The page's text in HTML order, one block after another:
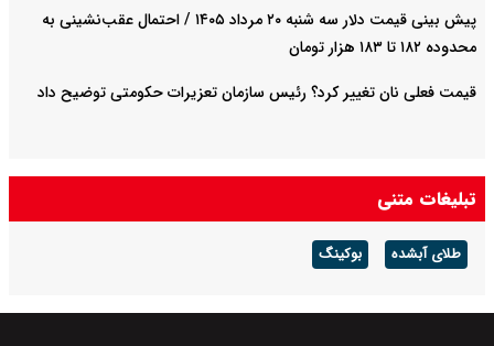
پیش‌ بینی قیمت دلار سه شنبه ۲۰ مرداد ۱۴۰۵ / احتمال عقب‌نشینی به
محدوده ۱۸۲ تا ۱۸۳ هزار تومان
قیمت فعلی نان تغییر کرد؟ رئیس سازمان تعزیرات حکومتی توضیح داد
تبلیغات متنی
طلای آبشده بوکینگ